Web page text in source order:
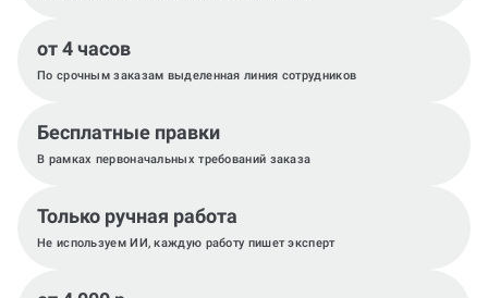
от 4 часов
По срочным заказам выделенная линия сотрудников
Бесплатные правки
В рамках первоначальных требований заказа
Только ручная работа
Не используем ИИ, каждую работу пишет эксперт